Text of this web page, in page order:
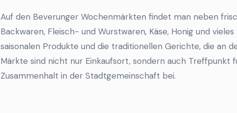
Auf den Beverunger Wochenmärkten findet man neben
Backwaren, Fleisch- und Wurstwaren, Käse, Honig und
saisonalen Produkte und die traditionellen Gerichte, die an
Märkte sind nicht nur Einkaufsort, sondern auch Treffpunkt
Zusammenhalt in der Stadtgemeinschaft bei.